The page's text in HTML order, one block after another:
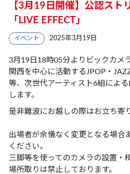
【3月19日開催】公認スト
「LIVE EFFECT」
イベント 2025年3月19日
3月19日18時05分よりビックカメ
関西を中心に活動するJPOP・
等、次世代アーティスト6組によ
します。
是非難波にお越しの際はお立ち寄
出場者が余儀なく変更となる場合
ください。
三脚等を使ってのカメラの設置・
場所取りは禁止しております。